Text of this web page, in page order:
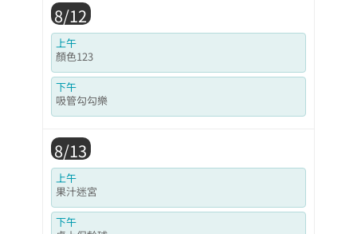
8/12
上午
顏色123
下午
吸管勾勾樂
8/13
上午
果汁迷宮
下午